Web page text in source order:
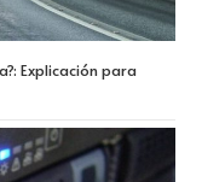
Explicación para